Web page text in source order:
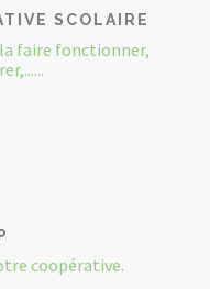
SCOLAIRE
faire fonctionner,
coopérative.